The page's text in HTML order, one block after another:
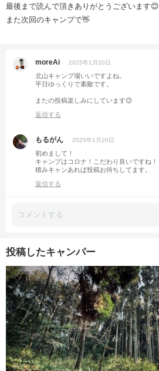
最後まで読んで頂きありがとうございます😊
また次回のキャンプで👋
moreAi 2025年1月20日
北山キャンプ場いいですよね。
平日ゆっくりで素敵です。
またの投稿楽しみにしています😊
返信する
もるがん 2025年1月20日
初めまして！
キャンプはコロナ！こだわり良いですね！
積みキャンあれば投稿お待ちしてます。
返信する
投稿したキャンパー